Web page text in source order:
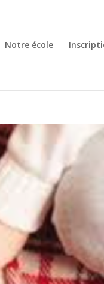
Notre école